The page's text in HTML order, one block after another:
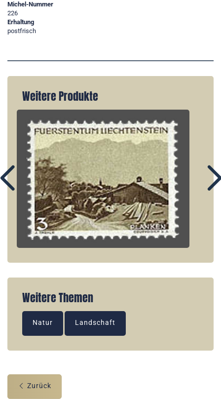
Michel-Nummer
226
Erhaltung
postfrisch
Weitere Produkte
Weitere Themen
Natur Landschaft
Zurück